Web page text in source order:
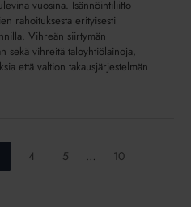
vuosina. Isännöintiliitto
rahoituksesta erityisesti
Vihreän siirtymän
sekä vihreitä taloyhtiölainoja,
että valtion takausjärjestelmän
Siirry
4
Siirry
5 …
Siirry
10